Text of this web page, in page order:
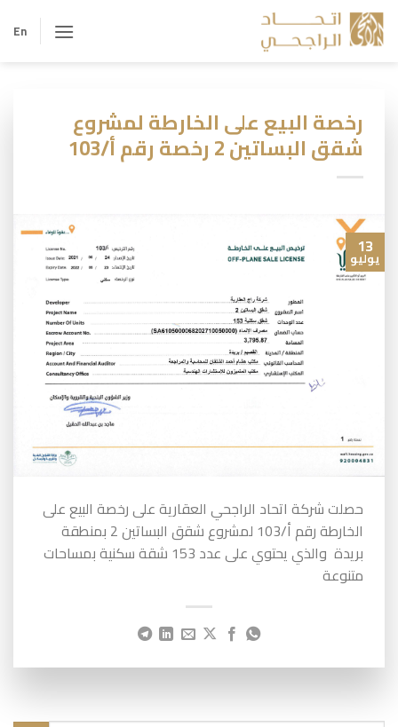
تخطي
للمحتوى
En
رخصة البيع على الخارطة لمشروع
شقق البساتين 2 رخصة رقم أ/103
13
يوليو
حصلت شركة اتحاد الراجحي العقارية على رخصة البيع على
الخارطة رقم أ/103 لمشروع شقق البساتين 2 بمنطقة
بريدة والذي يحتوي على عدد 153 شقة سكنية بمساحات
متنوعة